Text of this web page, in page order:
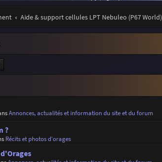
Aide & support cellules LPT Nebuleo (P67 World)
Annonces, actualités et information du site et du forum
?
Récits et photos d'orages